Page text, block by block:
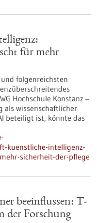
für mehr
folgenreichsten
Hochschule Konstanz ‒
als wissenschaftlicher
beteiligt ist, könnte das
kuenstliche-intelligenz-
sicherheit-der-pflege
beeinflussen: T-
der Forschung